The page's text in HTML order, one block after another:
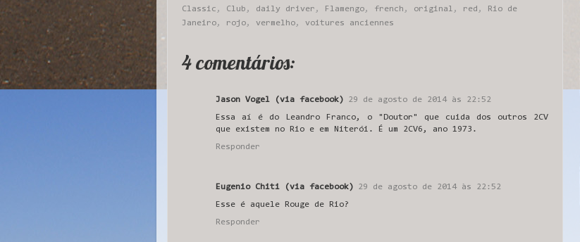
Classic , Club , daily driver , Flamengo, french , original , red ,
Rio de
Janeiro, rojo, vermelho, voitures anciennes
4 comentários:
Jason Vogel (via facebook) 29 de agosto de 2014 às 22:52
Essa aí é do Leandro Franco, o "Doutor" que cuida dos outros 2CV
que existem no Rio e em Niterói. É um 2CV6, ano 1973.
Responder
Eugenio Chiti (via facebook) 29 de agosto de 2014 às 22:52
Esse é aquele Rouge de Rio?
Responder